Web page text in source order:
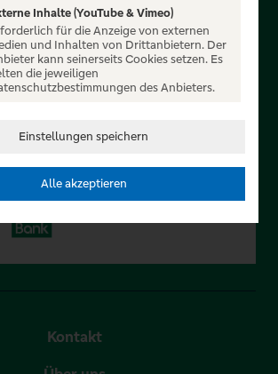
der PSD Banken. Auf unserem
finden Sie Tickets für atemberaubende
und Shows, die Fußball-Bundesliga sowie
und die Europa League.
mit
Kontakt
Inhalte (YouTube & Vimeo)
für die Anzeige von externen
und Inhalten von Drittanbietern. Der
kann seinerseits Cookies setzen. Es
die jeweiligen
des Anbieters.
Einstellungen speichern
Alle akzeptieren